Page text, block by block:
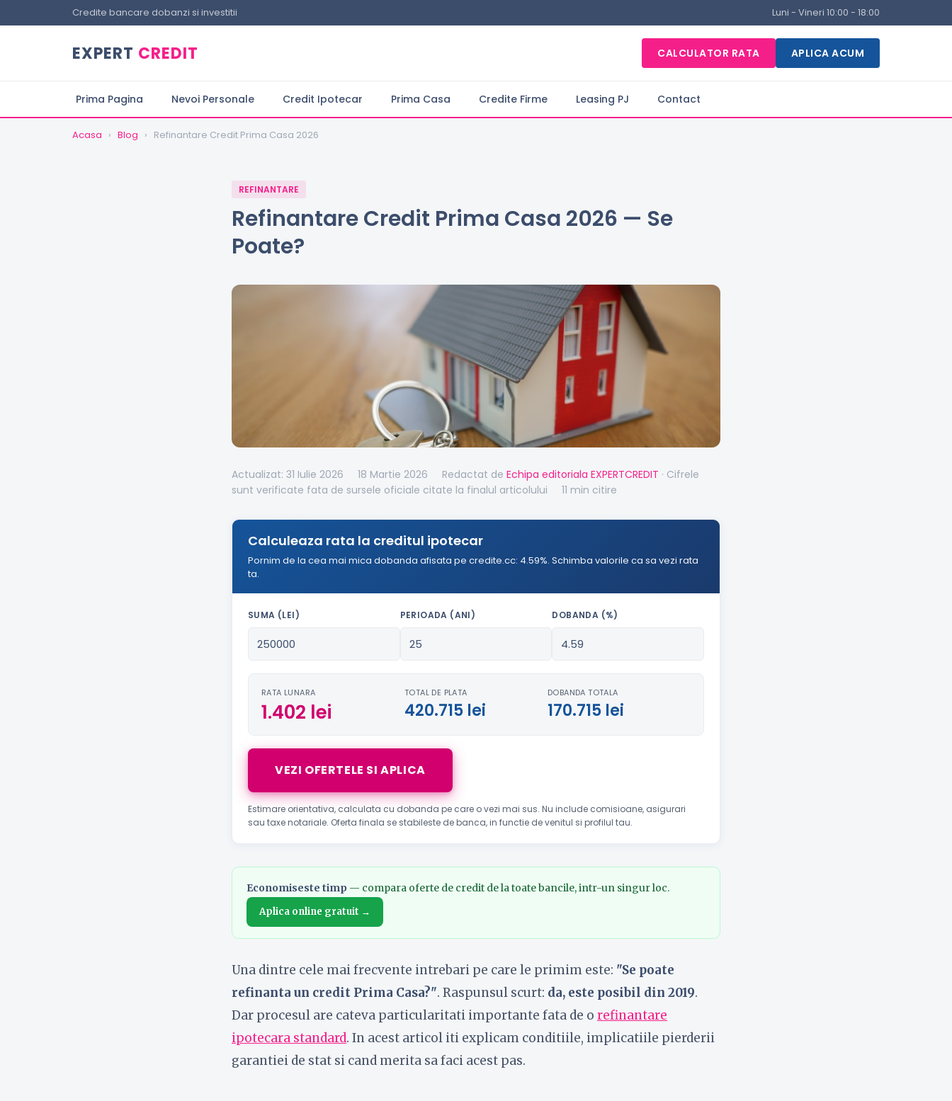
Credite bancare dobanzi si investitii Luni - Vineri 10:00 - 18:00
EXPERT CREDIT CALCULATOR RATA APLICA ACUM
Prima Pagina Nevoi Personale Credit Ipotecar Prima Casa Credite Firme Leasing PJ Contact
Acasa › Blog › Refinantare Credit Prima Casa 2026
REFINANTARE
Refinantare Credit Prima Casa 2026 — Se
Poate?
Actualizat: 31 Iulie 2026 18 Martie 2026 Redactat de Echipa editoriala EXPERTCREDIT · Cifrele
sunt verificate fata de sursele oficiale citate la finalul articolului
11 min citire
Calculeaza rata la creditul ipotecar
Pornim de la cea mai mica dobanda afisata pe credite.cc: 4.59%. Schimba valorile ca sa vezi rata
ta.
SUMA (LEI) PERIOADA (ANI) DOBANDA (%)
RATA LUNARA
1.402 lei
TOTAL DE PLATA
420.715 lei
DOBANDA TOTALA
170.715 lei
VEZI OFERTELE SI APLICA
Estimare orientativa, calculata cu dobanda pe care o vezi mai sus. Nu include comisioane, asigurari
sau taxe notariale. Oferta finala se stabileste de banca, in functie de venitul si profilul tau.
Economiseste timp — compara oferte de credit de la toate bancile, intr-un singur loc.
Aplica online gratuit →
Una dintre cele mai frecvente intrebari pe care le primim este: "Se poate
refinanta un credit Prima Casa?". Raspunsul scurt: da, este posibil din 2019.
Dar procesul are cateva particularitati importante fata de o refinantare
ipotecara standard. In acest articol iti explicam conditiile, implicatiile pierderii
garantiei de stat si cand merita sa faci acest pas.